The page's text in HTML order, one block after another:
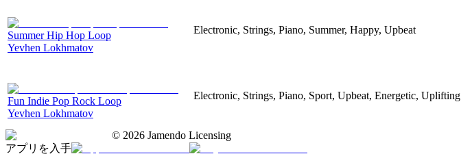
Summer Hip Hop Loop
Yevhen Lokhmatov
Electronic, Strings, Piano, Summer, Happy, Upbeat
Fun Indie Pop Rock Loop
Yevhen Lokhmatov
Electronic, Strings, Piano, Sport, Upbeat, Energetic, Uplifting
© 2026 Jamendo Licensing
アプリを入手